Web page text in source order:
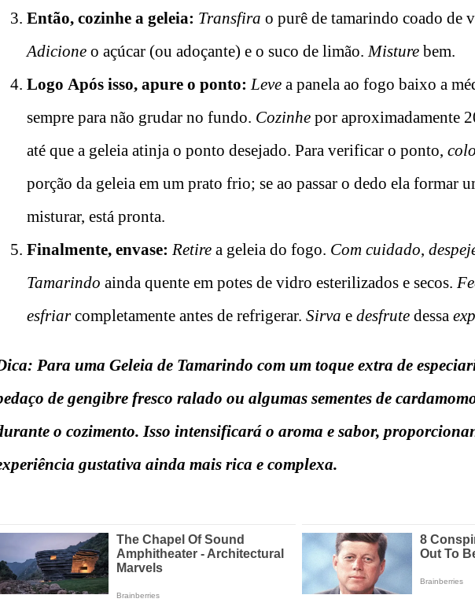
Então, cozinhe a geleia: Transfira o purê de tamarindo coado de
Adicione o açúcar (ou adoçante) e o suco de limão. Misture bem.
Logo Após isso, apure o ponto: Leve a panela ao fogo baixo a
sempre para não grudar no fundo. Cozinhe por aproximadamente
até que a geleia atinja o ponto desejado. Para verificar o ponto,
porção da geleia em um prato frio; se ao passar o dedo ela formar
misturar, está pronta.
Finalmente, envase: Retire a geleia do fogo. Com cuidado,
Tamarindo ainda quente em potes de vidro esterilizados e secos.
esfriarcompletamente antes de refrigerar. Sirva e desfrute dessa
Para uma Geleia de Tamarindo com um toque extra de
de gengibre fresco ralado ou algumas sementes de
o cozimento. Isso intensificará o aroma e sabor,
gustativa ainda mais rica e complexa.